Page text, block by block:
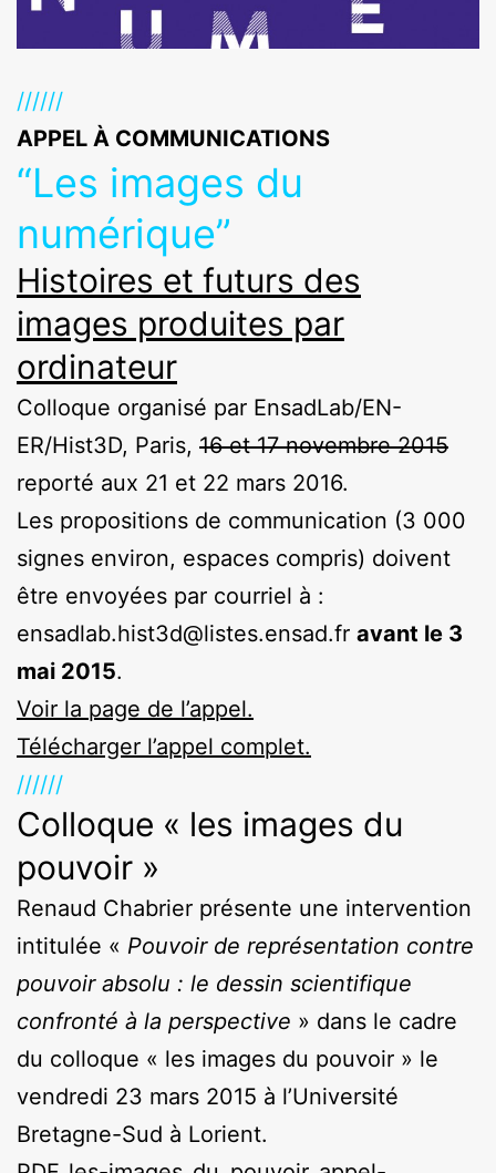
//////
APPEL À COMMUNICATIONS
“Les images du
numérique”
Histoires et futurs des
images produites par
ordinateur
Colloque organisé par EnsadLab/EN-
ER/Hist3D, Paris, 16 et 17 novembre 2015
reporté aux 21 et 22 mars 2016.
Les propositions de communication (3 000
signes environ, espaces compris) doivent
être envoyées par courriel à :
ensadlab.hist3d@listes.ensad.fr avant le 3
mai 2015.
Voir la page de l’appel.
Télécharger l’appel complet.
//////
Colloque « les images du
pouvoir »
Renaud Chabrier présente une intervention
intitulée « Pouvoir de représentation contre
pouvoir absolu : le dessin scientifique
confronté à la perspective » dans le cadre
du colloque « les images du pouvoir » le
vendredi 23 mars 2015 à l’Université
Bretagne-Sud à Lorient.